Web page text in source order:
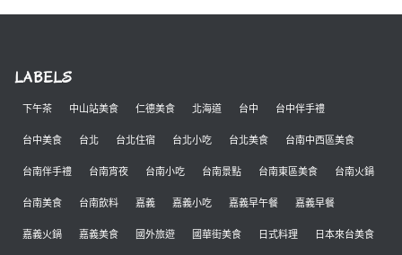
LABELS
下午茶 中山站美食 仁德美食 北海道 台中 台中伴手禮
台中美食 台北 台北住宿 台北小吃 台北美食 台南中西區美食
台南伴手禮 台南宵夜 台南小吃 台南景點 台南東區美食 台南火鍋
台南美食 台南飲料 嘉義 嘉義小吃 嘉義早午餐 嘉義早餐
嘉義火鍋 嘉義美食 國外旅遊 國華街美食 日式料理 日本來台美食